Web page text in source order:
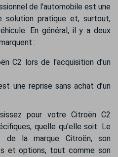
de l'automobile est une
solution pratique et, surtout,
En général, il y a deux
:
C2 lors de l'acquisition d'un
une reprise sans achat d’un
pour votre Citroën C2
quelle qu'elle soit. Le
la marque Citroën, son
et options, tout comme son